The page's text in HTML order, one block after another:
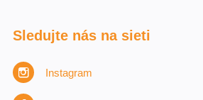
Sledujte nás na sieti
Instagram